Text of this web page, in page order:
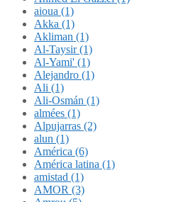
aioua (1)
Akka (1)
Akliman (1)
Al-Taysir (1)
Al-Yami' (1)
Alejandro (1)
Ali (1)
Ali-Osmán (1)
almées (1)
Alpujarras (2)
alun (1)
América (6)
América latina (1)
amistad (1)
AMOR (3)